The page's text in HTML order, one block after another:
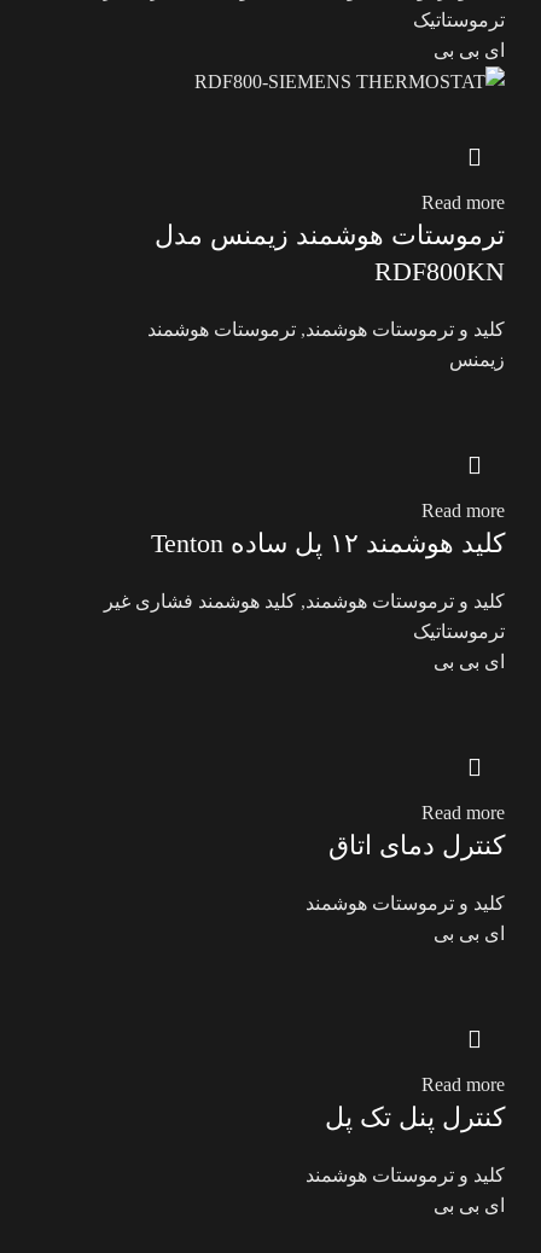
ترموستاتیک
ای بی بی
Read more
ترموستات هوشمند زیمنس مدل
RDF800KN
کلید و ترموستات هوشمند, ترموستات هوشمند
زیمنس
Read more
کلید هوشمند ۱۲ پل ساده Tenton
کلید و ترموستات هوشمند, کلید هوشمند فشاری غیر
ترموستاتیک
ای بی بی
Read more
کنترل دمای اتاق
کلید و ترموستات هوشمند
ای بی بی
Read more
کنترل پنل تک پل
کلید و ترموستات هوشمند
ای بی بی